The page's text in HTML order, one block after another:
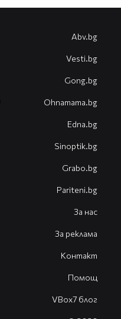
Abv.bg
Vesti.bg
Gong.bg
Оhnamama.bg
Edna.bg
Sinoptik.bg
Grabo.bg
Pariteni.bg
За нас
За реклама
Контакт
Помощ
VBox7 блог